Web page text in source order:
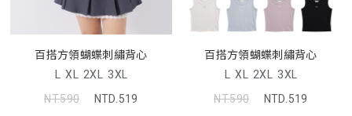
百搭方領蝴蝶刺繡背心
L XL 2XL 3XL
NT.590
NTD.519
百搭方領蝴蝶刺繡背心
L XL 2XL 3XL
NT.590
NTD.519